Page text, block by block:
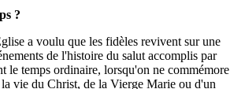
?
a voulu que les fidèles revivent sur une
de l'histoire du salut accomplis par
le temps ordinaire, lorsqu'on ne commémore
vie du Christ, de la Vierge Marie ou d'un